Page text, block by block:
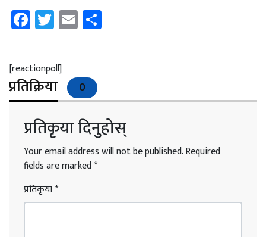
Facebook
Twitter
Email
[reactionpoll]
प्रतिक्रिया 0
प्रतिकृया दिनुहोस्
Your email address will not be published.Required
fields are marked*
प्रतिकृया*